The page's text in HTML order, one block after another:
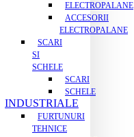
ELECTROPALANE
ACCESORII
ELECTROPALANE
SCARI
SI
SCHELE
SCARI
SCHELE
INDUSTRIALE
FURTUNURI
TEHNICE